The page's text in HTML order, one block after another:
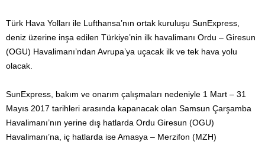
Türk Hava Yolları ile Lufthansa’nın ortak kuruluşu SunExpress,
deniz üzerine inşa edilen Türkiye’nin ilk havalimanı Ordu – Giresun
(OGU) Havalimanı’ndan Avrupa’ya uçacak ilk ve tek hava yolu
olacak.
SunExpress, bakım ve onarım çalışmaları nedeniyle 1 Mart – 31
Mayıs 2017 tarihleri arasında kapanacak olan Samsun Çarşamba
Havalimanı’nın yerine dış hatlarda Ordu Giresun (OGU)
Havalimanı’na, iç hatlarda ise Amasya – Merzifon (MZH)